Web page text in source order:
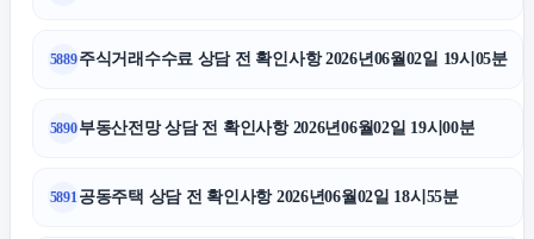
5889주식거래수수료 상담 전 확인사항 2026년06월02일 19시05분
5890부동산전망 상담 전 확인사항 2026년06월02일 19시00분
5891 공동주택 상담 전 확인사항 2026년06월02일 18시55분